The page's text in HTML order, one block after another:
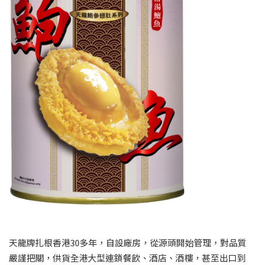
天龍牌扎根香港30多年，自設廠房，從源頭開始管理，對品質
嚴謹把關，供貨全港大型連鎖餐飲、酒店、酒樓，甚至出口到